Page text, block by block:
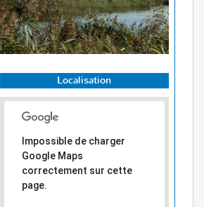
Localisation
Impossible de charger
Google Maps
correctement sur cette
page.